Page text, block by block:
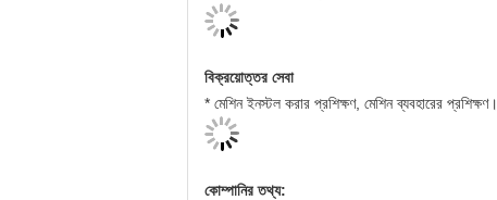
বিক্রয়োত্তর সেবা
* মেশিন ইনস্টল করার প্রশিক্ষণ, মেশিন ব্যবহারের প্রশিক্ষণ।
কোম্পানির তথ্য: